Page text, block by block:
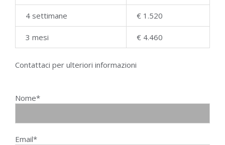
4 settimane € 1.520
3 mesi € 4.460
Contattaci per ulteriori informazioni
Nome*
Email*